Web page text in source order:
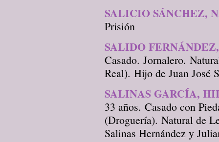
SALICIO SÁNCHEZ,
Prisión
SALIDO
Casado. Jornalero.
Real). Hijo de Juan José
SALINAS GARCÍA,
33 años. Casado con
(Droguería). Natural de
Salinas Hernández y